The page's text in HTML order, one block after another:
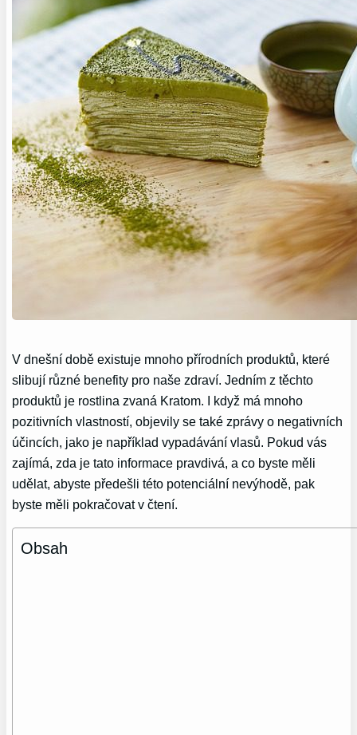
V dnešní době existuje mnoho přírodních produktů, které
slibují různé benefity pro naše zdraví. Jedním z těchto
produktů je rostlina zvaná Kratom. I když má mnoho
pozitivních vlastností, objevily se také zprávy o negativních
účincích, jako je například vypadávání vlasů. Pokud vás
zajímá, zda je tato informace pravdivá, a co byste měli
udělat, abyste předešli této potenciální nevýhodě, pak
byste měli pokračovat v čtení.
Obsah